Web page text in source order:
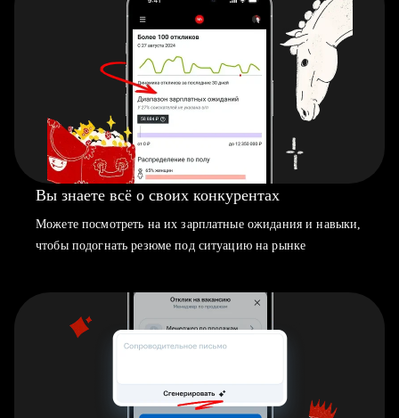
Вы знаете всё о своих конкурентах
Можете посмотреть на их зарплатные ожидания и навыки,
чтобы подогнать резюме под ситуацию на рынке